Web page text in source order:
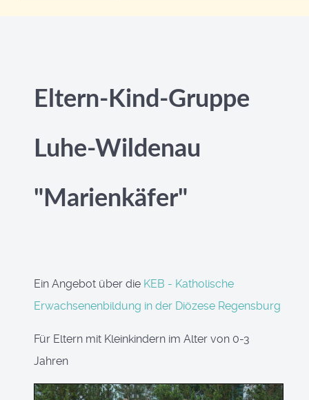
Eltern-Kind-Gruppe
Luhe-Wildenau
"Marienkäfer"
Ein Angebot über die KEB - Katholische
Erwachsenenbildung in der Diözese Regensburg
Für Eltern mit Kleinkindern im Alter von 0-3
Jahren